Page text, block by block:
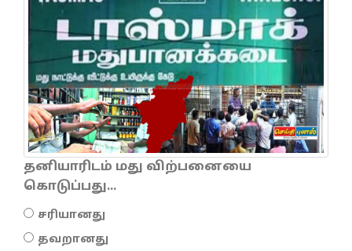
தனியாரிடம் மது விற்பனையை
கொடுப்பது...
சரியானது
தவறானது